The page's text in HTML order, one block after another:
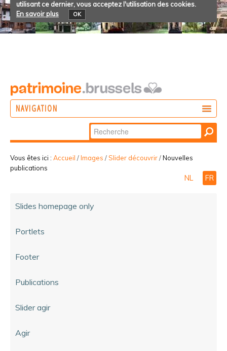
utilisant ce dernier, vous acceptez l'utilisation des cookies.
En savoir plus
OK
NAVIGATION
PARTICIPER
Chercher par
Recherche
avancée…
Vous êtes ici : Accueil /Images /Slider découvrir/Nouvelles
publications
NL FR
Slides homepage only
Portlets
Footer
Publications
Slider agir
Agir